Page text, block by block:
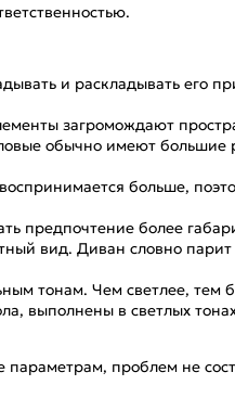
и раскладывать его
загромождают
обычно имеют
больше,
предпочтение более
вид. Диван словно
тонам. Чем светлее,
выполнены в светлых
проблем не